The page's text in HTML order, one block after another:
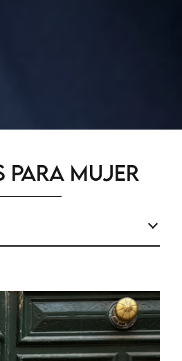
para Mujer